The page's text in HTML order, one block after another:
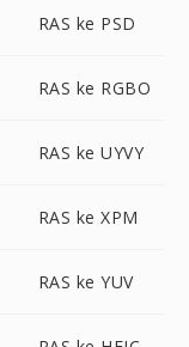
RAS ke PSD
RAS ke RGBO
RAS ke UYVY
RAS ke XPM
RAS ke YUV